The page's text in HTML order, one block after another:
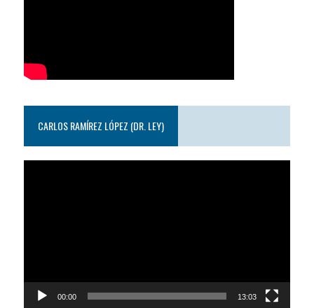
CARLOS RAMÍREZ LÓPEZ (DR. LEY)
00:00 13:03